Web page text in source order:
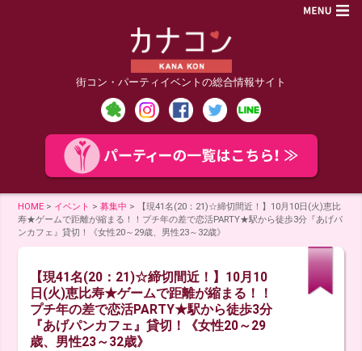
街コン・パーティイベントの総合情報サイト
HOME > イベント >募集中 >
【現41名(20：21)☆締切間近！】10月10日(火)恵比
寿★ゲームで距離が縮まる！！プチ年の差で恋活PARTY★駅から徒歩3分『あげパ
ンカフェ』貸切！《女性20～29歳、男性23～32歳》
【現41名(20：21)☆締切間近！】10月10
日(火)恵比寿★ゲームで距離が縮まる！！
プチ年の差で恋活PARTY★駅から徒歩3分
『あげパンカフェ』貸切！《女性20～29
歳、男性23～32歳》